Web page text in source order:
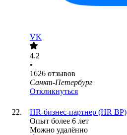
VK
4.2
•
1626 отзывов
Санкт-Петербург
Откликнуться
HR-бизнес-партнер (HR BP)
Опыт более 6 лет
Можно удалённо